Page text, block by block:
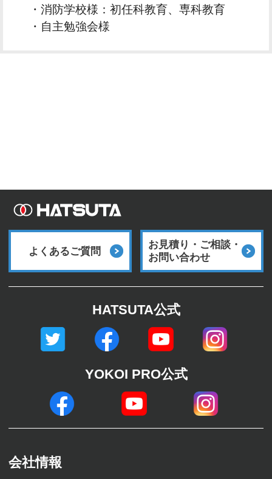
・消防学校様：初任科教育、専科教育
・自主勉強会様
よくあるご質問
お見積り・ご相談・
お問い合わせ
HATSUTA公式
YOKOI PRO公式
会社情報